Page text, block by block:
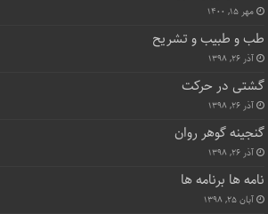
مهر ۱۵, ۱۴۰۰
طب و طبیب و تشریح
آذر ۲۶, ۱۳۹۸
گشتی در حرکت
آذر ۲۶, ۱۳۹۸
گنجینه گوهر روان
آذر ۲۶, ۱۳۹۸
نامه ها برنامه ها
آبان ۲۵, ۱۳۹۸